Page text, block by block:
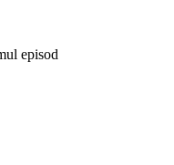
episod